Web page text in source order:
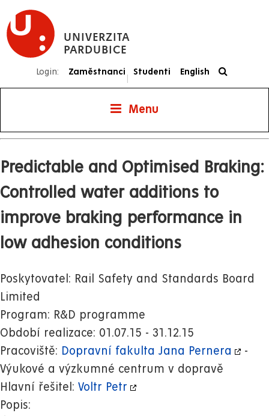
Přejít
hlavnímu
UNIVERZITA
PARDUBICE
Login: Zaměstnanci
|
Studenti English
Menu
Predictable and Optimised Braking:
Controlled water additions to
improve braking performance in
low adhesion conditions
Poskytovatel: Rail Safety and Standards Board
Limited
Program: R&D programme
Období realizace: 01.07.15 - 31.12.15
Pracoviště: Dopravní fakulta Jana Pernera
-
Výukové a výzkumné centrum v dopravě
Hlavní řešitel: Voltr Petr
Popis: